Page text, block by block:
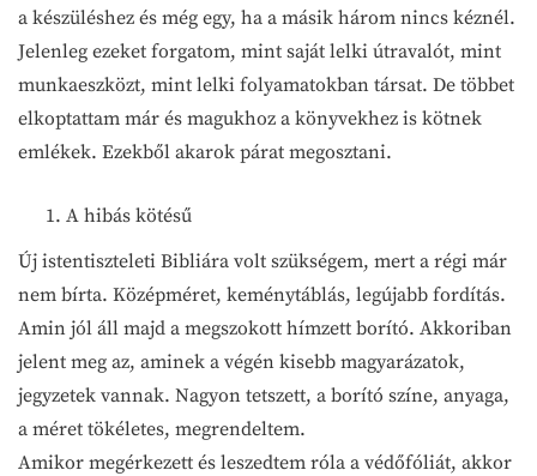
a készüléshez és még egy, ha a másik három nincs kéznél.
Jelenleg ezeket forgatom, mint saját lelki útravalót, mint
munkaeszközt, mint lelki folyamatokban társat. De többet
elkoptattam már és magukhoz a könyvekhez is kötnek
emlékek. Ezekből akarok párat megosztani.
A hibás kötésű
Új istentiszteleti Bibliára volt szükségem, mert a régi már
nem bírta. Középméret, keménytáblás, legújabb fordítás.
Amin jól áll majd a megszokott hímzett borító. Akkoriban
jelent meg az, aminek a végén kisebb magyarázatok,
jegyzetek vannak. Nagyon tetszett, a borító színe, anyaga,
a méret tökéletes, megrendeltem.
Amikor megérkezett és leszedtem róla a védőfóliát, akkor